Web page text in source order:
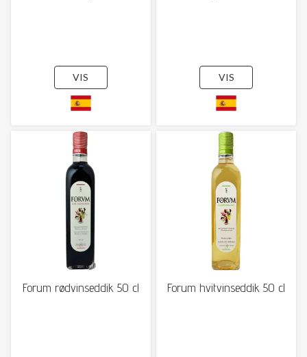
VIS VIS
Forum rødvinseddik 50 cl Forum hvitvinseddik 50 cl